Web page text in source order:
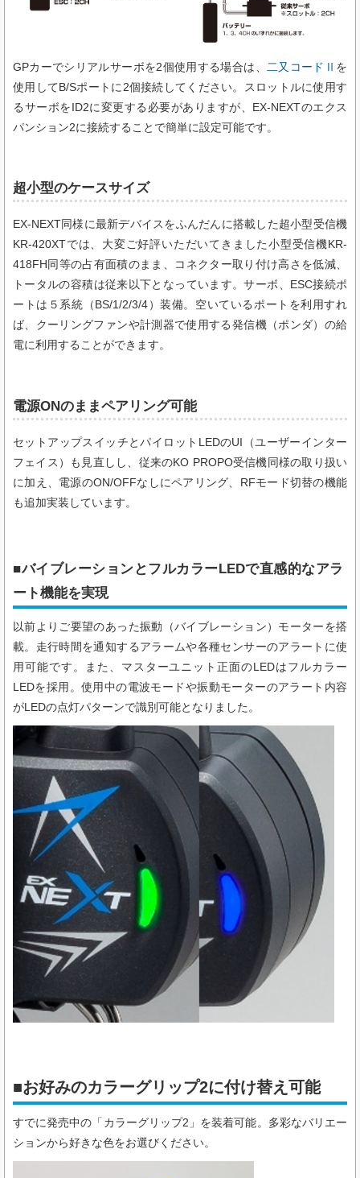
GPカーでシリアルサーボを2個使用する場合は、 二又コードⅡ を
使用してB/Sポートに2個接続してください。スロットルに使用す
るサーボをID2に変更する必要がありますが、EX-NEXTのエクス
パンション2に接続することで簡単に設定可能です。
超小型のケースサイズ
EX-NEXT同様に最新デバイスをふんだんに搭載した超小型受信機
KR-420XTでは、大変ご好評いただいてきました小型受信機KR-
418FH同等の占有面積のまま、コネクター取り付け高さを低減、
トータルの容積は従来以下となっています。サーボ、ESC接続ポ
ートは５系統（BS/1/2/3/4）装備。空いているポートを利用すれ
ば、クーリングファンや計測器で使用する発信機（ポンダ）の給
電に利用することができます。
電源ONのままペアリング可能
セットアップスイッチとパイロットLEDのUI（ユーザーインター
フェイス）も見直しし、従来のKO PROPO受信機同様の取り扱い
に加え、電源のON/OFFなしにペアリング、RFモード切替の機能
も追加実装しています。
■バイブレーションとフルカラーLEDで直感的なアラ
ート機能を実現
以前よりご要望のあった振動（バイブレーション）モーターを搭
載。走行時間を通知するアラームや各種センサーのアラートに使
用可能です。また、マスターユニット正面のLEDはフルカラー
LEDを採用。使用中の電波モードや振動モーターのアラート内容
がLEDの点灯パターンで識別可能となりました。
■お好みのカラーグリップ2に付け替え可能
すでに発売中の「カラーグリップ2」を装着可能。多彩なバリエー
ションから好きな色をお選びください。